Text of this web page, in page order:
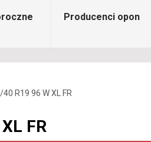
Producenci opon
R19 96 W XL FR
FR